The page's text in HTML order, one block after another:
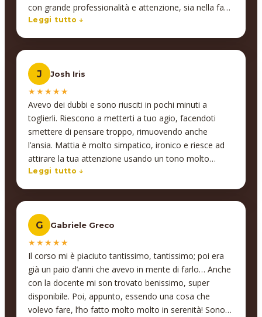
con grande professionalità e attenzione, sia nella fase
di progettazione del corso che durante tutto il
costante e personalizzato, e le competenze acquisite
si sono rivelate immediatamente applicabili nel lavoro
quotidiano, portando risultati concreti e tangibili. Un
aspetto che abbiamo particolarmente apprezzato è il
coinvolgimento dei docenti, che non si limitano a
insegnare, ma si impegnano davvero a comprendere
le esigenze di ciascun partecipante, offrendo supporto
anche al di fuori delle lezioni. Un’attenzione che va
oltre la didattica… ed è proprio questo a fare la
differenza! L’efficacia e la qualità della formazione ci
delle agevolazioni sulla formazione tramite i fondi
interprofessionali, occupandosi di tutto in modo
impeccabile. Insegno è un partner affidabile,
competente e sempre disponibile. Un’esperienza che
consiglio vivamente a chiunque voglia investire nella
crescita del proprio team! Alessandro Coffinardi -
Founder Floky
Leggi tutto ↓
J Josh Iris
★★★★★
Avevo dei dubbi e sono riusciti in pochi minuti a
toglierli. Riescono a metterti a tuo agio, facendoti
smettere di pensare troppo, rimuovendo anche
l’ansia. Mattia è molto simpatico, ironico e riesce ad
attirare la tua attenzione usando un tono molto
pacato, usando termini semplici e non troppo
neanche per un istante. È molto piacevole da
ascoltare ma anche interagire con lui, molto
professionale, energico, empatico, ironico e che dire?
Ci mette passione in ciò che fa.
Leggi tutto ↓
G Gabriele Greco
★★★★★
Il corso mi è piaciuto tantissimo, tantissimo; poi era
già un paio d’anni che avevo in mente di farlo… Anche
con la docente mi son trovato benissimo, super
disponibile. Poi, appunto, essendo una cosa che
volevo fare, l’ho fatto molto molto in serenità! Sono